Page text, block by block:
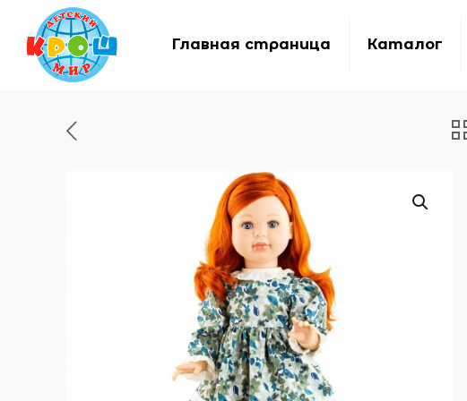
Главная страница Каталог